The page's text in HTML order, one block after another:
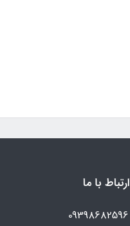
ارتباط با ما
09398682596